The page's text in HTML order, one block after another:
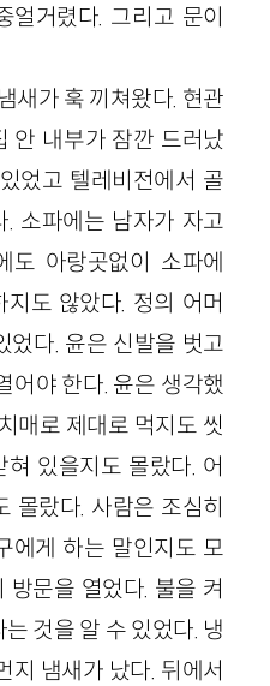
거렸다. 그리고 문이
새가 훅 끼쳐왔다. 현관
안 내부가 잠깐 드러났
었고 텔레비전에서 골
소파에는 남자가 자고
도 아랑곳없이 소파에
도 않았다. 정의 어머
었다. 윤은 신발을 벗고
어야 한다. 윤은 생각했
매로 제대로 먹지도 씻
있을지도 몰랐다. 어
몰랐다. 사람은 조심히
에게 하는 말인지도 모
방문을 열었다. 불을 켜
것을 알 수 있었다. 냉
지 냄새가 났다. 뒤에서